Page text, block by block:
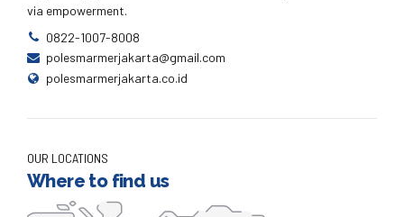
via empowerment.
0822-1007-8008
polesmarmerjakarta@gmail.com
polesmarmerjakarta.co.id
OUR LOCATIONS
Where to find us